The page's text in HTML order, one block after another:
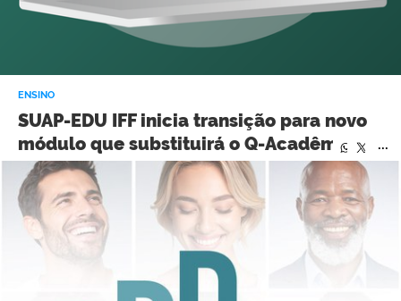
ENSINO
SUAP-EDU IFF inicia transição para novo
módulo que substituirá o Q-Acadêmico
...
...